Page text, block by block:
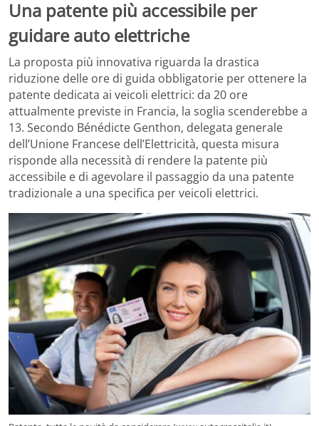
Una patente più accessibile per
guidare auto elettriche
La proposta più innovativa riguarda la drastica
riduzione delle ore di guida obbligatorie per ottenere la
patente dedicata ai veicoli elettrici: da 20 ore
attualmente previste in Francia, la soglia scenderebbe a
13. Secondo Bénédicte Genthon, delegata generale
dell’Unione Francese dell’Elettricità, questa misura
risponde alla necessità di rendere la patente più
accessibile e di agevolare il passaggio da una patente
tradizionale a una specifica per veicoli elettrici.